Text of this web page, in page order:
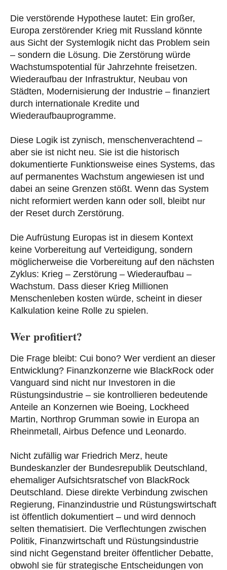
Die verstörende Hypothese lautet: Ein großer,
Europa zerstörender Krieg mit Russland könnte
aus Sicht der Systemlogik nicht das Problem sein
– sondern die Lösung. Die Zerstörung würde
Wachstumspotential für Jahrzehnte freisetzen.
Wiederaufbau der Infrastruktur, Neubau von
Städten, Modernisierung der Industrie – finanziert
durch internationale Kredite und
Wiederaufbauprogramme.
Diese Logik ist zynisch, menschenverachtend –
aber sie ist nicht neu. Sie ist die historisch
dokumentierte Funktionsweise eines Systems, das
auf permanentes Wachstum angewiesen ist und
dabei an seine Grenzen stößt. Wenn das System
nicht reformiert werden kann oder soll, bleibt nur
der Reset durch Zerstörung.
Die Aufrüstung Europas ist in diesem Kontext
keine Vorbereitung auf Verteidigung, sondern
möglicherweise die Vorbereitung auf den nächsten
Zyklus: Krieg – Zerstörung – Wiederaufbau –
Wachstum. Dass dieser Krieg Millionen
Menschenleben kosten würde, scheint in dieser
Kalkulation keine Rolle zu spielen.
Wer profitiert?
Die Frage bleibt: Cui bono? Wer verdient an dieser
Entwicklung? Finanzkonzerne wie BlackRock oder
Vanguard sind nicht nur Investoren in die
Rüstungsindustrie – sie kontrollieren bedeutende
Anteile an Konzernen wie Boeing, Lockheed
Martin, Northrop Grumman sowie in Europa an
Rheinmetall, Airbus Defence und Leonardo.
Nicht zufällig war Friedrich Merz, heute
Bundeskanzler der Bundesrepublik Deutschland,
ehemaliger Aufsichtsratschef von BlackRock
Deutschland. Diese direkte Verbindung zwischen
Regierung, Finanzindustrie und Rüstungswirtschaft
ist öffentlich dokumentiert – und wird dennoch
selten thematisiert. Die Verflechtungen zwischen
Politik, Finanzwirtschaft und Rüstungsindustrie
sind nicht Gegenstand breiter öffentlicher Debatte,
obwohl sie für strategische Entscheidungen von